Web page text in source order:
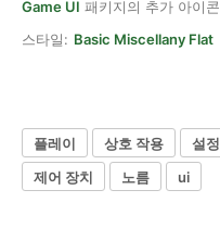
Game UI 패키지의 추가 아이콘
스타일: Basic Miscellany Flat
플레이 상호 작용 설정
제어 장치
노름 ui